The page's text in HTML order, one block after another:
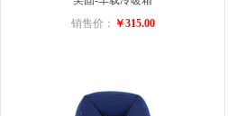
销售价： ￥315.00